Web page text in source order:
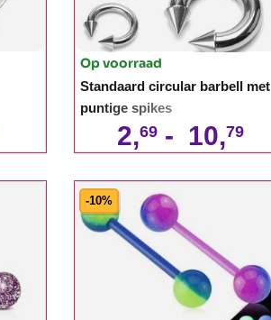
Op voorraad
Standaard circular barbell met
puntige spikes
2,69 - 10,79
-10%